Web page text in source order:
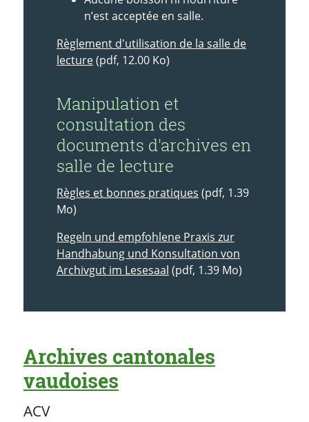
n’est acceptée en salle.
Règlement d'utilisation de la salle de
lecture(pdf, 12.00 Ko)
Manipulation et
consultation des
documents d'archives en
salle de lecture
Règles et bonnes pratiques (pdf, 1.39
Mo)
Regeln und empfohlene Praxis zur
Handhabung und Konsultation von
Archivgut im Lesesaal (pdf, 1.39 Mo)
Archives cantonales
vaudoises
ACV